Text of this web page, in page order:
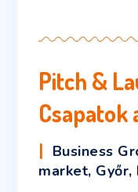
Pitch &
Csapatok
Business
market, Győr,